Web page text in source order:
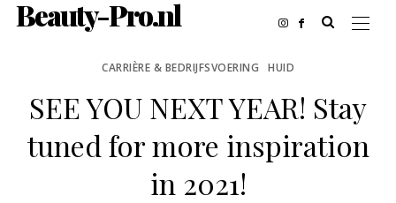
Beauty-Pro.nl
CARRIÈRE & BEDRIJFSVOERING HUID
SEE YOU NEXT YEAR! Stay
tuned for more inspiration
in 2021!